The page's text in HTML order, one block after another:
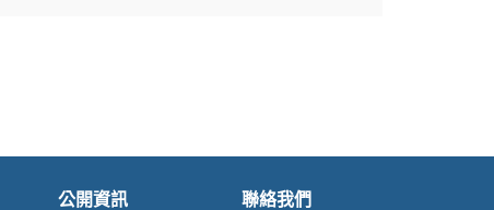
公開資訊 聯絡我們